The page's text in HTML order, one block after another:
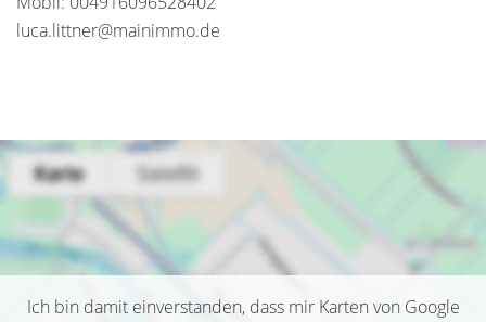
luca.littner@mainimmo.de
Ich bin damit einverstanden, dass mir Karten von Google